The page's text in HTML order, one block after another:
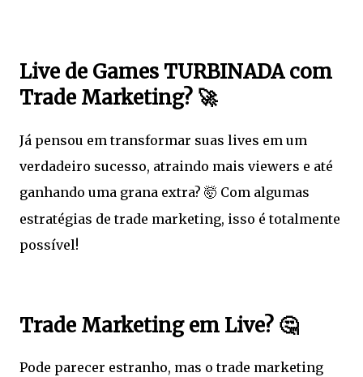
Live de Games TURBINADA com
Trade Marketing? 🚀
Já pensou em transformar suas lives em um
verdadeiro sucesso, atraindo mais viewers e até
ganhando uma grana extra? 🤯 Com algumas
estratégias de trade marketing, isso é totalmente
possível!
Trade Marketing em Live? 🤔
Pode parecer estranho, mas o trade marketing